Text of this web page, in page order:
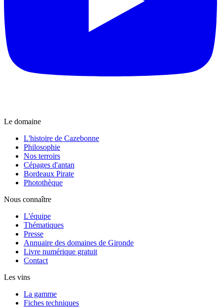
Le domaine
L'histoire de Cazebonne
Philosophie
Nos terroirs
Cépages d'antan
Bordeaux Pirate
Photothèque
Nous connaître
L'équipe
Thématiques
Presse
Annuaire des domaines de Gironde
Livre numérique gratuit
Contact
Les vins
La gamme
Fiches techniques